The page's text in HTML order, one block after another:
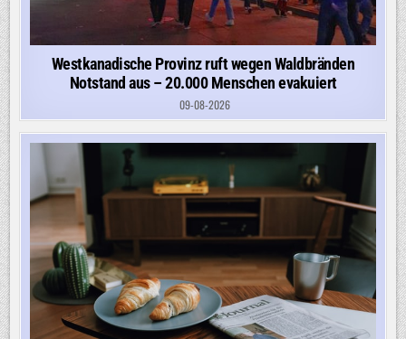
Westkanadische Provinz ruft wegen Waldbränden
Notstand aus – 20.000 Menschen evakuiert
09-08-2026